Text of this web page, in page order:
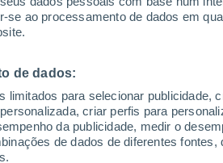
ao processamento de dados em
de dados:
para selecionar publicidade,
criar perfis para
da publicidade, medir o
de dados de diferentes fontes,